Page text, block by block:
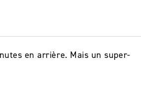
en arrière. Mais un super-